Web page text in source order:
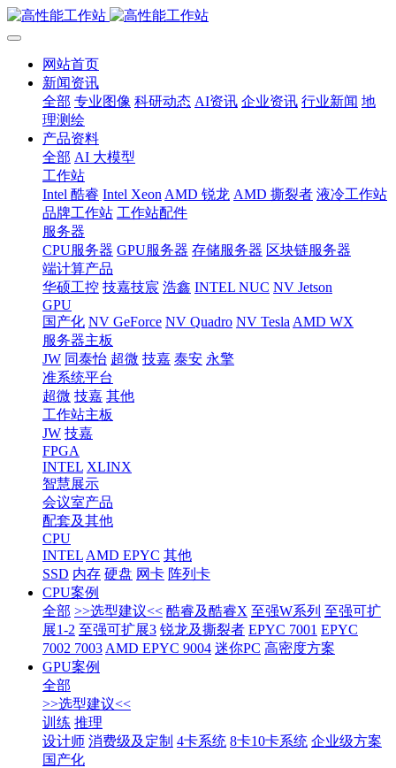
网站首页
新闻资讯
全部 专业图像 科研动态 AI资讯 企业资讯 行业新闻 地
理测绘
产品资料
全部 AI 大模型
工作站
Intel 酷睿 Intel Xeon AMD 锐龙 AMD 撕裂者 液冷工作站
品牌工作站 工作站配件
服务器
CPU服务器 GPU服务器 存储服务器 区块链服务器
端计算产品
华硕工控 技嘉技宸 浩鑫 INTEL NUC NV Jetson
GPU
国产化 NV GeForce NV Quadro NV Tesla AMD WX
服务器主板
JW 同泰怡 超微 技嘉 泰安 永擎
准系统平台
超微 技嘉 其他
工作站主板
JW 技嘉
FPGA
INTEL XLINX
智慧展示
会议室产品
配套及其他
CPU
INTEL AMD EPYC 其他
SSD 内存 硬盘 网卡 阵列卡
CPU案例
全部 >>选型建议<< 酷睿及酷睿X 至强W系列 至强可扩
展1-2 至强可扩展3 锐龙及撕裂者 EPYC 7001 EPYC
7002 7003 AMD EPYC 9004 迷你PC 高密度方案
GPU案例
全部
>>选型建议<<
训练 推理
设计师 消费级及定制 4卡系统 8卡10卡系统 企业级方案
国产化